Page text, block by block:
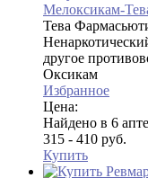
Мелоксикам-
Тева
другое
Оксикам
Избранное
Цена:
Найдено в 6
315 - 410 руб.
Купить